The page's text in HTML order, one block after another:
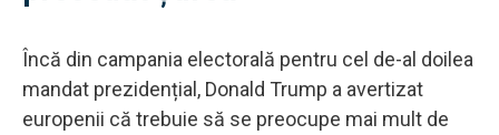
Încă din campania electorală pentru cel de-al doilea
mandat prezidențial, Donald Trump a avertizat
europenii că trebuie să se preocupe mai mult de